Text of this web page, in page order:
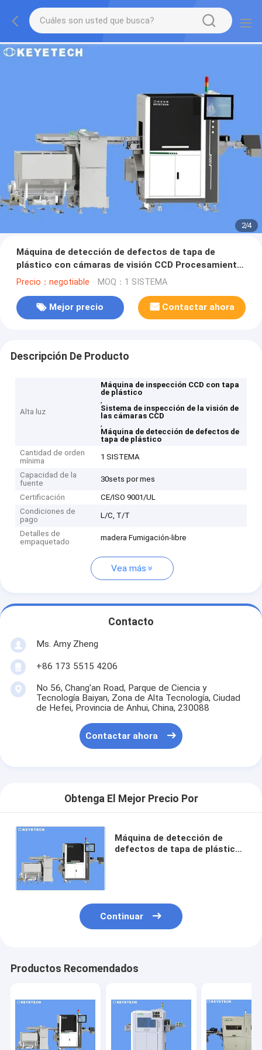
2/4
Máquina de detección de defectos de tapa de
plástico con cámaras de visión CCD Procesamiento
de imágenes
Precio：negotiable MOQ：1 SISTEMA
Mejor precio Contactar ahora
Descripción De Producto
Alta luz
Máquina de inspección CCD con tapa
de plástico
,
Sistema de inspección de la visión de
las cámaras CCD
,
Máquina de detección de defectos de
tapa de plástico
Cantidad de orden
mínima
1 SISTEMA
Capacidad de la
fuente
30sets por mes
Certificación
CE/ISO 9001/UL
Condiciones de
pago
L/C, T/T
Detalles de
empaquetado
madera Fumigación-libre
Vea más
Contacto
Ms. Amy Zheng
+86 173 5515 4206
No 56, Chang'an Road, Parque de Ciencia y
Tecnología Baiyan, Zona de Alta Tecnología, Ciudad
de Hefei, Provincia de Anhui, China, 230088
Contactar ahora
Obtenga El Mejor Precio Por
Máquina de detección de
defectos de tapa de plástico
Continuar
Productos Recomendados